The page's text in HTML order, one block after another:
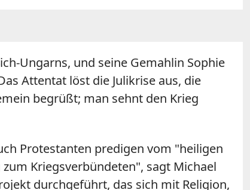
Ungarns, und seine Gemahlin Sophie
Attentat löst die Julikrise aus, die
begrüßt; man sehnt den Krieg
Protestanten predigen vom "heiligen
Kriegsverbündeten", sagt Michael
durchgeführt, das sich mit Religion,